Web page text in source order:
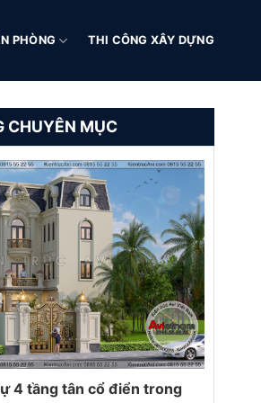
PHÒNG THI CÔNG XÂY DỰNG
CHUYÊN MỤC
4 tầng tân cổ điển trong